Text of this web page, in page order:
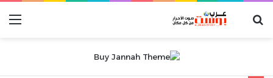
بحث عن